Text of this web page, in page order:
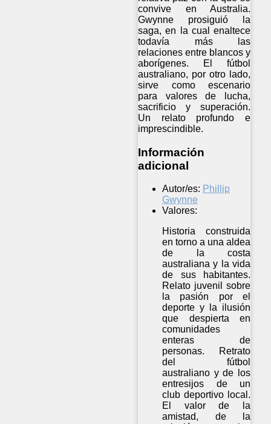
convive en Australia.
Gwynne prosiguió la
saga, en la cual enaltece
todavía más las
relaciones entre blancos y
aborígenes. El fútbol
australiano, por otro lado,
sirve como escenario
para valores de lucha,
sacrificio y superación.
Un relato profundo e
imprescindible.
Información
adicional
Autor/es: Phillip
Gwynne
Valores:
Historia construida
en torno a una aldea
de la costa
australiana y la vida
de sus habitantes.
Relato juvenil sobre
la pasión por el
deporte y la ilusión
que despierta en
comunidades
enteras de
personas. Retrato
del fútbol
australiano y de los
entresijos de un
club deportivo local.
El valor de la
amistad, de la